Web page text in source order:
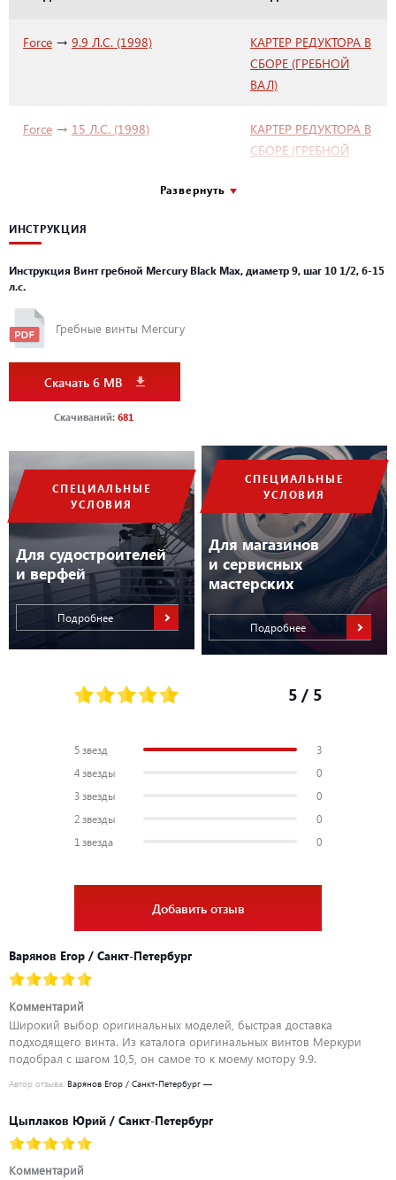
СПЕЦИАЛЬНЫЕ
УСЛОВИЯ
Для судостроителей
и верфей
Подробнее
СПЕЦИАЛЬНЫЕ
УСЛОВИЯ
Для магазинов
и сервисных
мастерских
Подробнее
Материал Алюминий
9.9-15-20
Шлицы
Force → 9.9 Л.С. (1998)
КАРТЕР РЕДУКТОРА В
СБОРЕ (ГРЕБНОЙ
ВАЛ)
Force → 15 Л.С. (1998)
КАРТЕР РЕДУКТОРА В
СБОРЕ (ГРЕБНОЙ
Развернуть
ИНСТРУКЦИЯ
Инструкция Винт гребной Mercury Black Max, диаметр 9, шаг 10 1/2, 6-15
л.с.
Гребные винты Mercury
Скачать 6 MB
Скачиваний: 681
5 / 5
5 звезд
3
4 звезды
0
3 звезды
0
2 звезды
0
1 звезда
0
Добавить отзыв
Варянов Егор / Санкт-Петербург
Комментарий
Широкий выбор оригинальных моделей, быстрая доставка
подходящего винта. Из каталога оригинальных винтов Меркури
подобрал с шагом 10,5, он самое то к моему мотору 9.9.
Автор отзыва: Варянов Егор / Санкт-Петербург —
Цыплаков Юрий / Санкт-Петербург
Комментарий